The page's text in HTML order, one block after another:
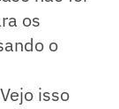
os
o
isso